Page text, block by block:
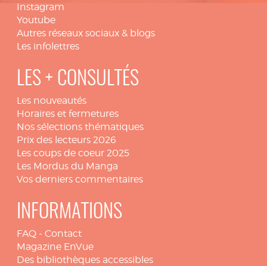
Instagram
Youtube
Autres réseaux sociaux & blogs
Les infolettres
LES + CONSULTÉS
Les nouveautés
Horaires et fermetures
Nos sélections thématiques
Prix des lecteurs 2026
Les coups de coeur 2025
Les Mordus du Manga
Vos derniers commentaires
INFORMATIONS
FAQ - Contact
Magazine EnVue
Des bibliothèques accessibles